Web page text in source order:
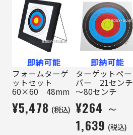
フォームターゲ
ットセット
60×60 48mm
¥5,478 (税込)
ターゲットペー
パー 21センチ
～80センチ
¥264 ～
1,639 (税込)